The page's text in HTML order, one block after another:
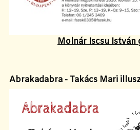
Molnár Iscsu István
Abrakadabra - Takács Mari